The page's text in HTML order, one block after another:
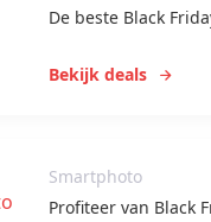
De beste Black
Bekijk deals
Smartphoto
Profiteer van Black